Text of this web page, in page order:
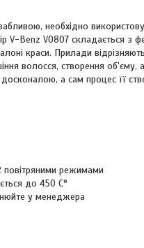
необхідно
V-Benz V0807 складається
краси. Прилади
волосся, створення об'єму,
а сам процес її
повітряними режимами
до 450 C°
у менеджера